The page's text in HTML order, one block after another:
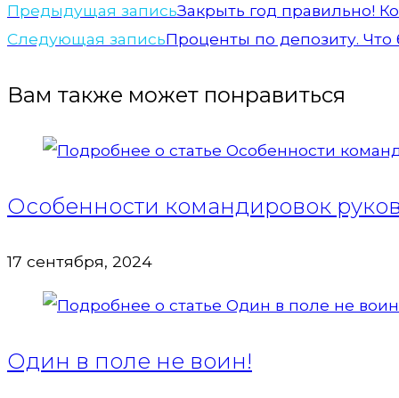
Предыдущая записьЗакрыть год правильно!
Следующая записьПроценты по депозиту. Что
Вам также может понравиться
Особенности командировок
17 сентября, 2024
Один в поле не воин!